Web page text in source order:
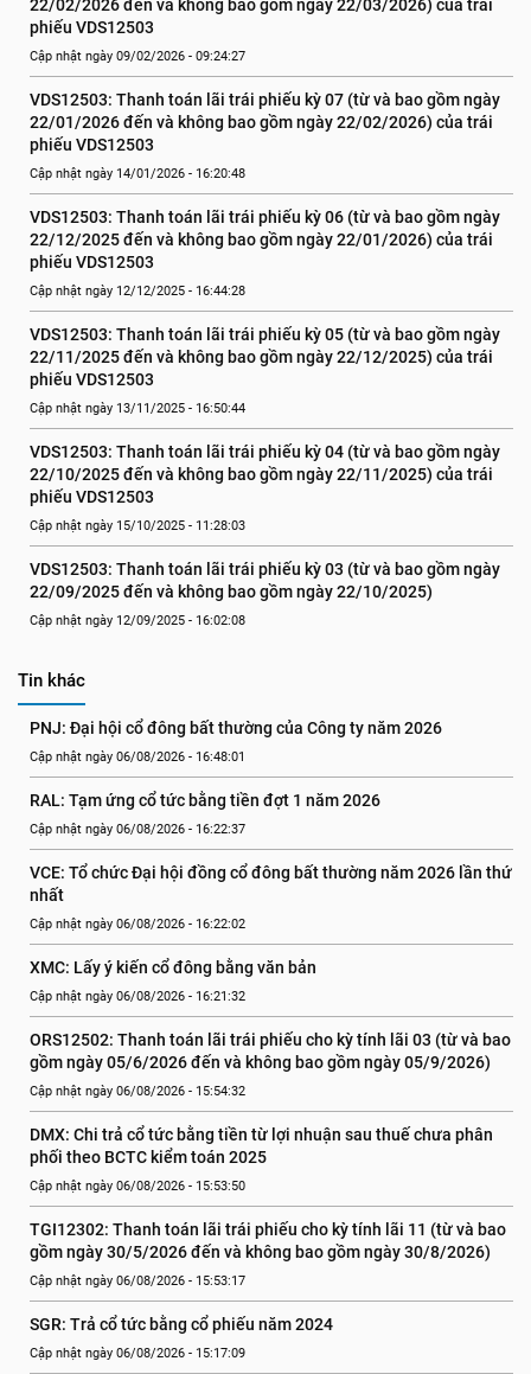
22/02/2026 đến và không bao gồm ngày 22/03/2026) của trái
phiếu VDS12503
Cập nhật ngày 09/02/2026 - 09:24:27
VDS12503: Thanh toán lãi trái phiếu kỳ 07 (từ và bao gồm ngày
22/01/2026 đến và không bao gồm ngày 22/02/2026) của trái
phiếu VDS12503
Cập nhật ngày 14/01/2026 - 16:20:48
VDS12503: Thanh toán lãi trái phiếu kỳ 06 (từ và bao gồm ngày
22/12/2025 đến và không bao gồm ngày 22/01/2026) của trái
phiếu VDS12503
Cập nhật ngày 12/12/2025 - 16:44:28
VDS12503: Thanh toán lãi trái phiếu kỳ 05 (từ và bao gồm ngày
22/11/2025 đến và không bao gồm ngày 22/12/2025) của trái
phiếu VDS12503
Cập nhật ngày 13/11/2025 - 16:50:44
VDS12503: Thanh toán lãi trái phiếu kỳ 04 (từ và bao gồm ngày
22/10/2025 đến và không bao gồm ngày 22/11/2025) của trái
phiếu VDS12503
Cập nhật ngày 15/10/2025 - 11:28:03
VDS12503: Thanh toán lãi trái phiếu kỳ 03 (từ và bao gồm ngày
22/09/2025 đến và không bao gồm ngày 22/10/2025)
Cập nhật ngày 12/09/2025 - 16:02:08
Tin khác
PNJ: Đại hội cổ đông bất thường của Công ty năm 2026
Cập nhật ngày 06/08/2026 - 16:48:01
RAL: Tạm ứng cổ tức bằng tiền đợt 1 năm 2026
Cập nhật ngày 06/08/2026 - 16:22:37
VCE: Tổ chức Đại hội đồng cổ đông bất thường năm 2026 lần thứ
nhất
Cập nhật ngày 06/08/2026 - 16:22:02
XMC: Lấy ý kiến cổ đông bằng văn bản
Cập nhật ngày 06/08/2026 - 16:21:32
ORS12502: Thanh toán lãi trái phiếu cho kỳ tính lãi 03 (từ và bao
gồm ngày 05/6/2026 đến và không bao gồm ngày 05/9/2026)
Cập nhật ngày 06/08/2026 - 15:54:32
DMX: Chi trả cổ tức bằng tiền từ lợi nhuận sau thuế chưa phân
phối theo BCTC kiểm toán 2025
Cập nhật ngày 06/08/2026 - 15:53:50
TGI12302: Thanh toán lãi trái phiếu cho kỳ tính lãi 11 (từ và bao
gồm ngày 30/5/2026 đến và không bao gồm ngày 30/8/2026)
Cập nhật ngày 06/08/2026 - 15:53:17
SGR: Trả cổ tức bằng cổ phiếu năm 2024
Cập nhật ngày 06/08/2026 - 15:17:09